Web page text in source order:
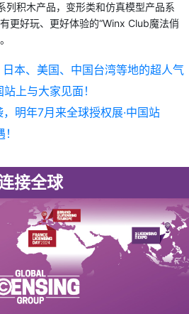
列积木产品，变形类和仿真模型产品系
更好玩、更好体验的“Winx Club魔法俏
本、美国、中国台湾等地的超人气
上与大家见面！
明年7月来全球授权展·中国站
接全球